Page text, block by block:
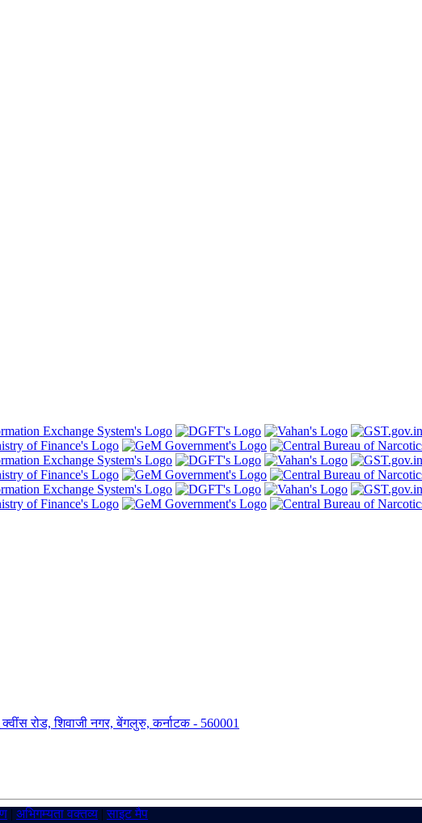
रोड, शिवाजी नगर, बेंगलुरु, कर्नाटक - 560001
| अभिगम्यता वक्तव्य |साइट मैप